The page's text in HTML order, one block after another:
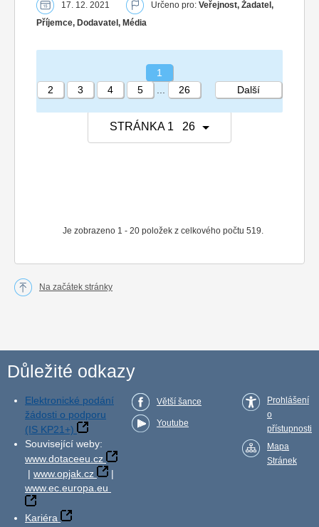
17. 12. 2021 Určeno pro: Veřejnost, Žadatel,
Příjemce, Dodavatel, Média
STRÁNKA 1 26
Je zobrazeno 1 - 20 položek z celkového počtu 519.
1
2
3 4 5 26 Další
Na začátek stránky
Důležité odkazy
Elektronické podání
žádosti o podporu
(IS KP21+)
Související weby:
www.dotaceeu.cz
| www.opjak.cz
|
www.ec.europa.eu
Kariéra
Větší šance
Youtube
Prohlášení
o
přístupnosti
Mapa
Stránek